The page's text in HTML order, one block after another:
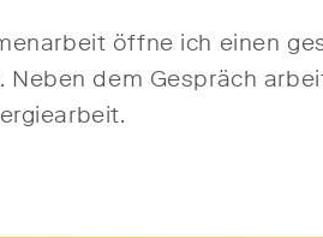
öffne ich einen
Neben dem Gespräch